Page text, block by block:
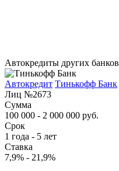
Автокредиты других банков
Автокредит Тинькофф Банк
Лиц №2673
Сумма
100 000 - 2 000 000 руб.
Срок
1 года - 5 лет
Ставка
7,9% - 21,9%